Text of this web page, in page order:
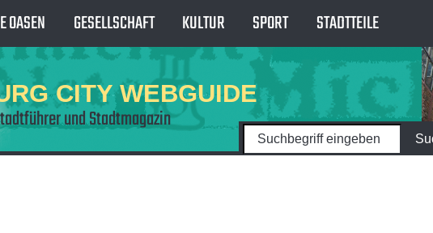
OASEN GESELLSCHAFT KULTUR SPORT STADTTEILE
CITY WEBGUIDE
und Stadtmagazin